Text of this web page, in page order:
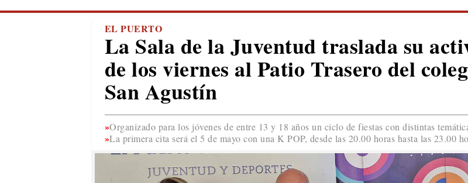
EL PUERTO
La Sala de la Juventud traslada su
de los viernes al Patio Trasero del
San Agustín
Organizado para los jóvenes de entre 13 y 18 años un ciclo de fiestas con distintas
La primera cita será el 5 de mayo con una K POP, desde las 20.00 horas hasta las 23.00